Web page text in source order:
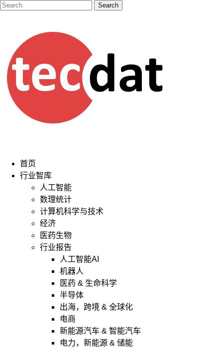
首页
行业智库
人工智能
数理统计
计算机科学与技术
经济
医药生物
行业报告
人工智能AI
机器人
医药 & 生命科学
半导体
出海，跨境 & 全球化
电商
新能源汽车 & 智能汽车
电力，新能源 & 储能